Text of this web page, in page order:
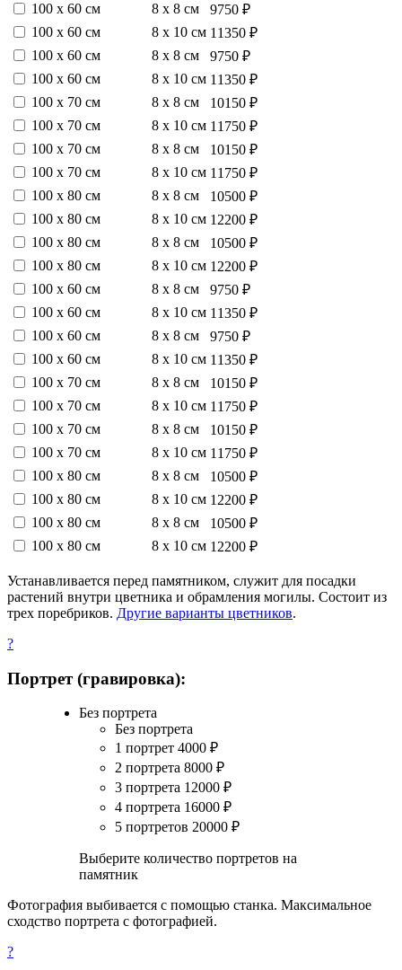
100 х 60 см
8 х 8 см
9750 ₽
100 х 60 см
8 х 10 см 11350 ₽
100 х 60 см
8 х 8 см
9750 ₽
100 х 60 см
8 х 10 см 11350 ₽
100 х 70 см
8 х 8 см
10150 ₽
100 х 70 см
8 х 10 см 11750 ₽
100 х 70 см
8 х 8 см
10150 ₽
100 х 70 см
8 х 10 см 11750 ₽
100 х 80 см
8 х 8 см
10500 ₽
100 х 80 см
8 х 10 см 12200 ₽
100 х 80 см
8 х 8 см
10500 ₽
100 х 80 см
8 х 10 см 12200 ₽
100 х 60 см
8 х 8 см
9750 ₽
100 х 60 см
8 х 10 см 11350 ₽
100 х 60 см
8 х 8 см
9750 ₽
100 х 60 см
8 х 10 см 11350 ₽
100 х 70 см
8 х 8 см
10150 ₽
100 х 70 см
8 х 10 см 11750 ₽
100 х 70 см
8 х 8 см
10150 ₽
100 х 70 см
8 х 10 см 11750 ₽
100 х 80 см
8 х 8 см
10500 ₽
100 х 80 см
8 х 10 см 12200 ₽
100 х 80 см
8 х 8 см
10500 ₽
100 х 80 см
8 х 10 см 12200 ₽
Устанавливается перед памятником, служит для посадки
растений внутри цветника и обрамления могилы. Состоит из
трех поребриков. Другие варианты цветников.
?
Портрет (гравировка):
Без портрета
Без портрета
1 портрет 4000 ₽
2 портрета 8000 ₽
3 портрета 12000 ₽
4 портрета 16000 ₽
5 портретов 20000 ₽
Выберите количество портретов на
памятник
Фотография выбивается с помощью станка. Максимальное
сходство портрета с фотографией.
?